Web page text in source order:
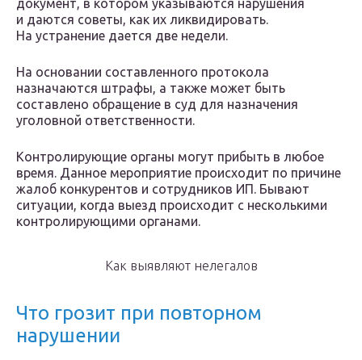
документ, в котором указываются нарушения
и даются советы, как их ликвидировать.
На устранение дается две недели.
На основании составленного протокола
назначаются штрафы, а также может быть
составлено обращение в суд для назначения
уголовной ответственности.
Контролирующие органы могут прибыть в любое
время. Данное мероприятие происходит по причине
жалоб конкурентов и сотрудников ИП. Бывают
ситуации, когда выезд происходит с несколькими
контролирующими органами.
Как выявляют нелегалов
Что грозит при повторном
нарушении